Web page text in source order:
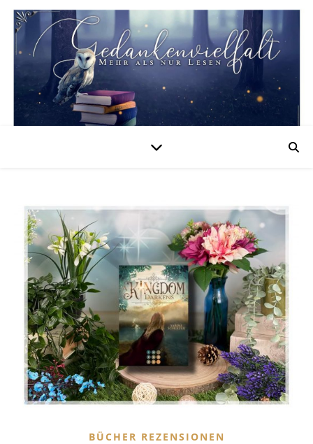
BÜCHER REZENSIONEN